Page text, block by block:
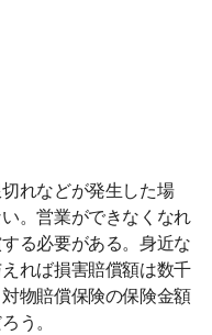
れなどが発生した場
。営業ができなくなれ
る必要がある。身近な
れば損害賠償額は数千
物賠償保険の保険金額
う。